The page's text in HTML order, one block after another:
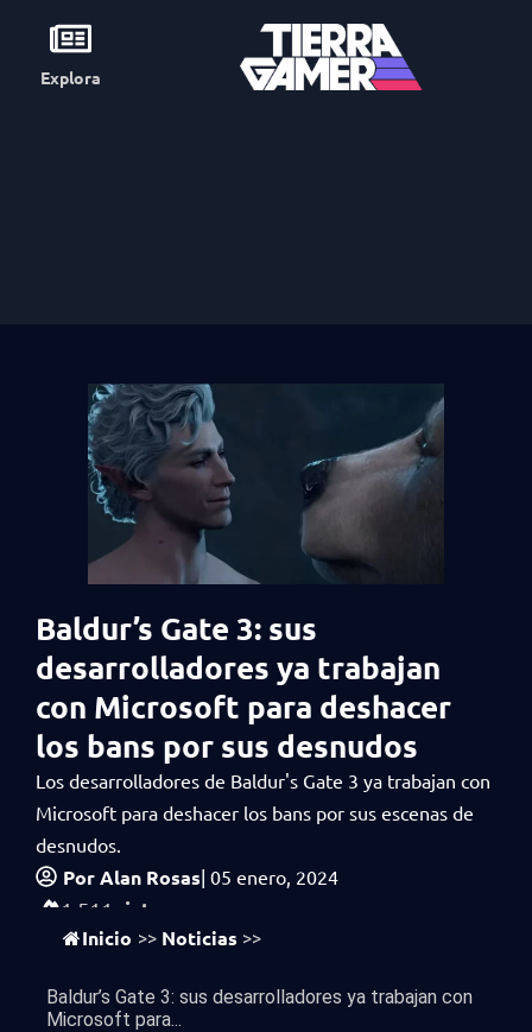
Explora
Baldur’s Gate 3: sus
desarrolladores ya trabajan
con Microsoft para deshacer
los bans por sus desnudos
Los desarrolladores de Baldur's Gate 3 ya trabajan con
Microsoft para deshacer los bans por sus escenas de
desnudos.
PorAlan Rosas| 05 enero, 2024
1,511 vistas
Inicio >> Noticias >>
Baldur’s Gate 3: sus desarrolladores ya trabajan con
Microsoft para...